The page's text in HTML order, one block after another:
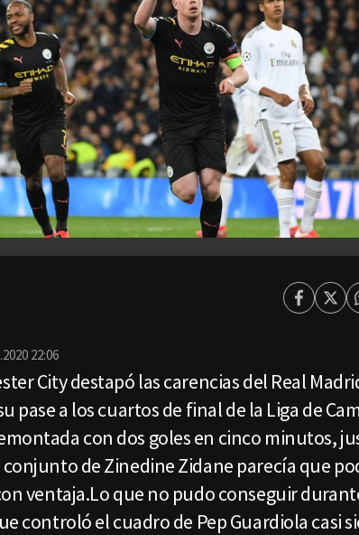
22:06
City destapó las carencias del Real
pase a los cuartos de final de la Liga de
con dos goles en cinco minutos,
de Zinedine Zidane parecía que
ventaja.Lo que no pudo conseguir
controló el cuadro de Pep Guardiola casi